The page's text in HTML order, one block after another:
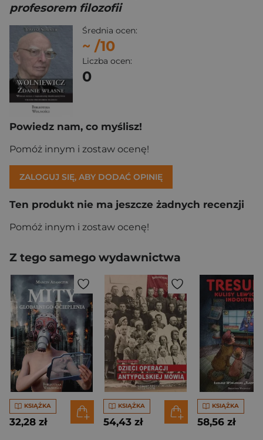
profesorem filozofii
Średnia ocen:
~ /10
Liczba ocen:
0
Powiedz nam, co myślisz!
Pomóż innym i zostaw ocenę!
ZALOGUJ SIĘ, ABY DODAĆ OPINIĘ
Ten produkt nie ma jeszcze żadnych recenzji
Pomóż innym i zostaw ocenę!
Z tego samego wydawnictwa
KSIĄŻKA
32,28 zł
KSIĄŻKA
54,43 zł
KSIĄŻKA
58,56 zł